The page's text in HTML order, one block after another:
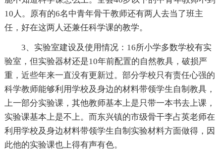
10人。原有的6名中青年骨干教师还有两人去当了班主
任，好在这两人还兼任科学课的教学。
3、实验室建设及使用情况：16所小学多数学校有实
验室，但实验器材还是10年前配置的自然教具，破损严
重，近些年来一直没有更新过。部分学校只有责任心强的
科学教师能够利用学校及身边的材料带领学生自制教具，
上一部分实验课，其他教师基本上是只带一本书去上课，
实验课基本上是不上。而东兴镇的市级骨干李占英老师在
利用学校及身边材料带领学生自制实验材料方面做得，因
此他的实验课也上得有声有色。